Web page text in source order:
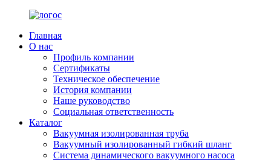
Главная
О нас
Профиль компании
Сертификаты
Техническое обеспечение
История компании
Наше руководство
Социальная ответственность
Каталог
Вакуумная изолированная труба
Вакуумный изолированный гибкий шланг
Система динамического вакуумного насоса